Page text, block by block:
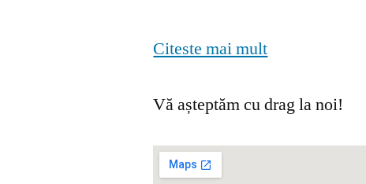
Citeste mai mult
Vă așteptăm cu drag la noi!